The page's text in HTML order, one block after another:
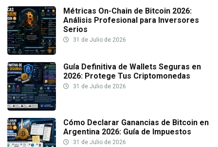
Métricas On-Chain de Bitcoin 2026:
Análisis Profesional para Inversores
Serios
31 de Julio de 2026
Guía Definitiva de Wallets Seguras en
2026: Protege Tus Criptomonedas
31 de Julio de 2026
Cómo Declarar Ganancias de Bitcoin en
Argentina 2026: Guía de Impuestos
31 de Julio de 2026